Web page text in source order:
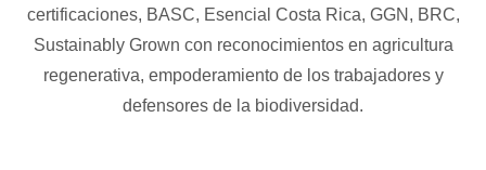
certificaciones, BASC, Esencial Costa Rica, GGN, BRC,
Sustainably Grown con reconocimientos en agricultura
regenerativa, empoderamiento de los trabajadores y
defensores de la biodiversidad.